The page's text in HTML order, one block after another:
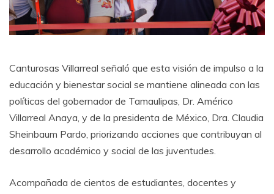
Canturosas Villarreal señaló que esta visión de impulso a la
educación y bienestar social se mantiene alineada con las
políticas del gobernador de Tamaulipas, Dr. Américo
Villarreal Anaya, y de la presidenta de México, Dra. Claudia
Sheinbaum Pardo, priorizando acciones que contribuyan al
desarrollo académico y social de las juventudes.
Acompañada de cientos de estudiantes, docentes y